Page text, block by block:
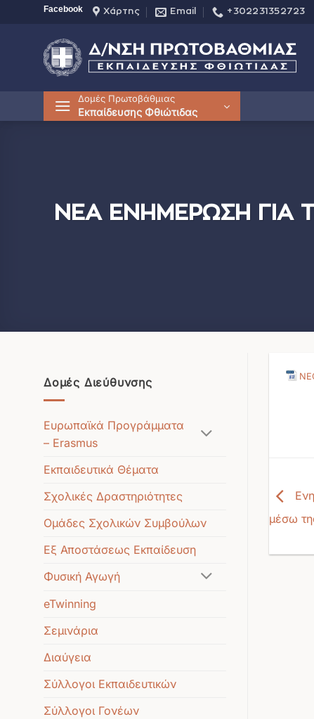
Μετάβαση
περιεχόμενο
Facebook Χάρτης Email +302231352723
Δομές Πρωτοβάθμιας
Εκπαίδευσης Φθιώτιδας
ΝΕΑ ΕΝΗΜΕΡΩΣΗ
Δομές Διεύθυνσης
Ευρωπαϊκά Προγράμματα
– Erasmus
Εκπαιδευτικά Θέματα
Σχολικές Δραστηριότητες
Ομάδες Σχολικών Συμβούλων
Εξ Αποστάσεως Εκπαίδευση
Φυσική Αγωγή
eTwinning
Σεμινάρια
Διαύγεια
Σύλλογοι Εκπαιδευτικών
Σύλλογοι Γονέων
μέσω